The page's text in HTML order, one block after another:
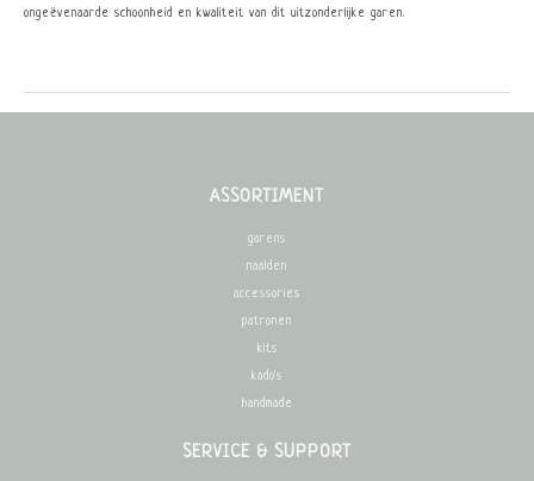
ongeëvenaarde schoonheid en kwaliteit van dit uitzonderlijke garen.
ASSORTIMENT
garens
naalden
accessories
patronen
kits
kado's
handmade
SERVICE & SUPPORT